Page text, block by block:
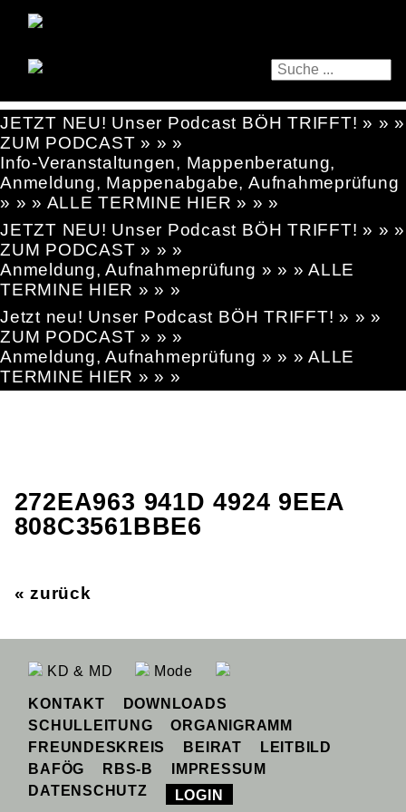
JETZT NEU! Unser Podcast BÖH TRIFFT! » » »
ZUM PODCAST » » »
Info-Veranstaltungen, Mappenberatung,
Anmeldung, Mappenabgabe, Aufnahmeprüfung
» » » ALLE TERMINE HIER » » »
JETZT NEU! Unser Podcast BÖH TRIFFT! » » »
ZUM PODCAST » » »
Anmeldung, Aufnahmeprüfung » » » ALLE
TERMINE HIER » » »
Jetzt neu! Unser Podcast BÖH TRIFFT! » » »
ZUM PODCAST » » »
Anmeldung, Aufnahmeprüfung » » » ALLE
TERMINE HIER » » »
272EA963 941D 4924 9EEA
808C3561BBE6
« zurück
KD & MD Mode
KONTAKT
DOWNLOADS
SCHULLEITUNG
ORGANIGRAMM
FREUNDESKREIS
BEIRAT
LEITBILD
BAFÖG
RBS-B
IMPRESSUM
DATENSCHUTZ
LOGIN